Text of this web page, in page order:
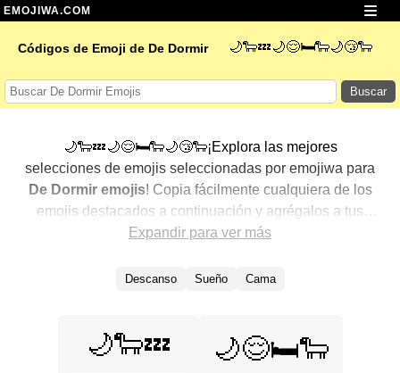
EMOJIWA.COM
Códigos de Emoji de De Dormir 🌙🐑💤🌙😌🛏️🐑🌙😴🐑
Buscar
🌙🐑💤🌙😌🛏️🐑🌙😴🐑¡Explora las mejores
selecciones de emojis seleccionadas por emojiwa para
De Dormir emojis! Copia fácilmente cualquiera de los
emojis destacados a continuación y agrégalos a tus
conversaciones para un toque personalizado. Hemos
mostrando primero los más populares. ¿Buscas más?
Expandir para ver más
Descanso Sueño Cama
🌙🐑💤 🌙😌🛏️🐑